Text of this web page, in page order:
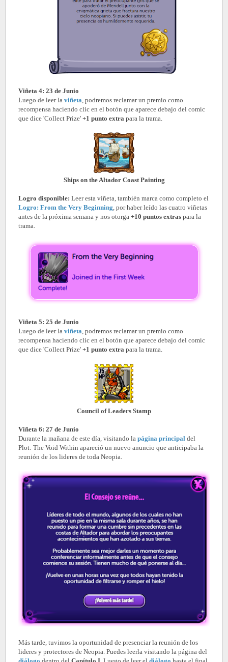
Viñeta 4: 23 de Junio
Luego de leer la viñeta , podremos reclamar un premio como
recompensa haciendo clic en el botón que aparece debajo del comic
que dice 'Collect Prize' +1 punto extra para la trama.
Ships on the Altador Coast Painting
Logro disponible: Leer esta viñeta, también marca como completo el
Logro: From the Very Beginning , por haber leído las cuatro viñetas
antes de la próxima semana y nos otorga +10 puntos extras para la
trama.
Viñeta 5: 25 de Junio
Luego de leer la viñeta , podremos reclamar un premio como
recompensa haciendo clic en el botón que aparece debajo del comic
que dice 'Collect Prize' +1 punto extra para la trama.
Council of Leaders Stamp
Viñeta 6: 27 de Junio
Durante la mañana de este día, visitando la página principal del
Plot: The Void Within apareció un nuevo anuncio que anticipaba la
reunión de los lideres de toda Neopia.
Más tarde, tuvimos la oportunidad de presenciar la reunión de los
lideres y protectores de Neopia. Puedes leerla visitando la página del